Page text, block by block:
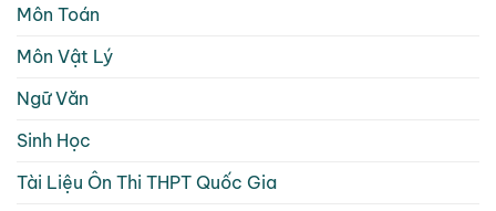
Môn Toán
Môn Vật Lý
Ngữ Văn
Sinh Học
Tài Liệu Ôn Thi THPT Quốc Gia